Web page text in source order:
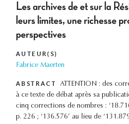
Les archives de et sur la
leurs limites, une richesse
perspectives
AUTEUR(S)
Fabrice Maerten
ABSTRACT
ATTENTION : des
à ce texte de débat après sa
cinq corrections de nombres :
p. 226 ; ‘136.576’ au lieu de